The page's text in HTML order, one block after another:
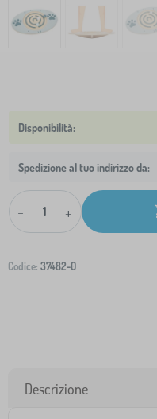
Spedizione al tuo indirizzo da:
- +
Codice: 37482-0
Descrizione